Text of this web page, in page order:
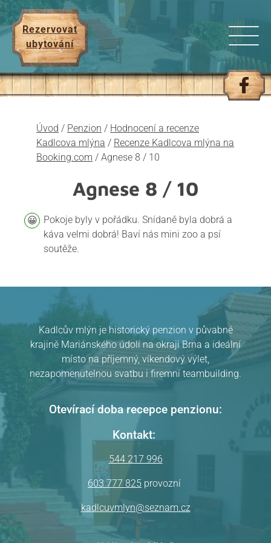
Rezervovat
ubytování
Pension Kadlcův mlýn v Brně hodnocení
Úvod / Penzion / Hodnocení a recenze
Kadlcova mlýna / Recenze Kadlcova mlýna na
Booking.com / Agnese 8 / 10
Agnese 8 / 10
Pokoje byly v pořádku. Snídaně byla dobrá a
káva velmi dobrá! Baví nás mini zoo a psí
soutěže.
Kadlcův mlýn je historický penzion v půvabné
krajině Mariánského údolí na okraji Brna a ideální
místo na příjemný, víkendový výlet,
nezapomenutelnou svatbu i firemní teambuilding.
Otevírací doba recepce penzionu:
Kontakt:
544 217 996
603 777 825 provozní
kadlcuvmlyn@seznam.cz